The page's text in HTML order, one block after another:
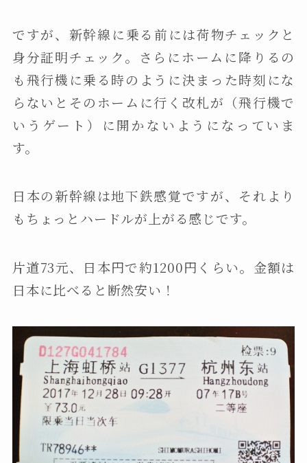
ですが、新幹線に乗る前には荷物チェックと
身分証明チェック。さらにホームに降りるの
も飛行機に乗る時のように決まった時刻にな
らないとそのホームに行く改札が（飛行機で
いうゲート）に開かないようになっていま
す。
日本の新幹線は地下鉄感覚ですが、それより
もちょっとハードルが上がる感じです。
片道73元、日本円で約1200円くらい。金額は
日本に比べると断然安い！